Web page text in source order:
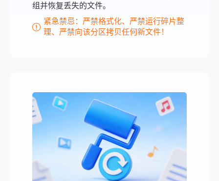
组并恢复丢失的文件。
紧急禁忌：严禁格式化、严禁运行碎片整
理、严禁向该分区拷贝任何新文件！